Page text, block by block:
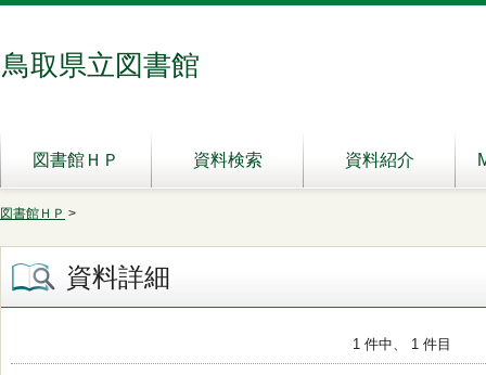
鳥取県立図書館
図書館ＨＰ 資料検索 資料紹介
図書館ＨＰ >
資料詳細
1 件中、 1 件目